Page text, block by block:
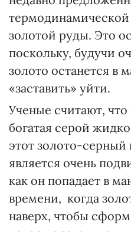
золотой руды. Это
поскольку, будучи
золото останется в
«заставить» уйти.
Ученые считают, что
богатая серой
этот золото-
является очень
как он попадает в
времени, когда
наверх, чтобы